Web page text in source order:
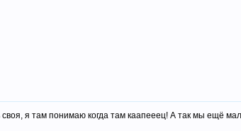
я там понимаю когда там каапееец! А так мы ещё